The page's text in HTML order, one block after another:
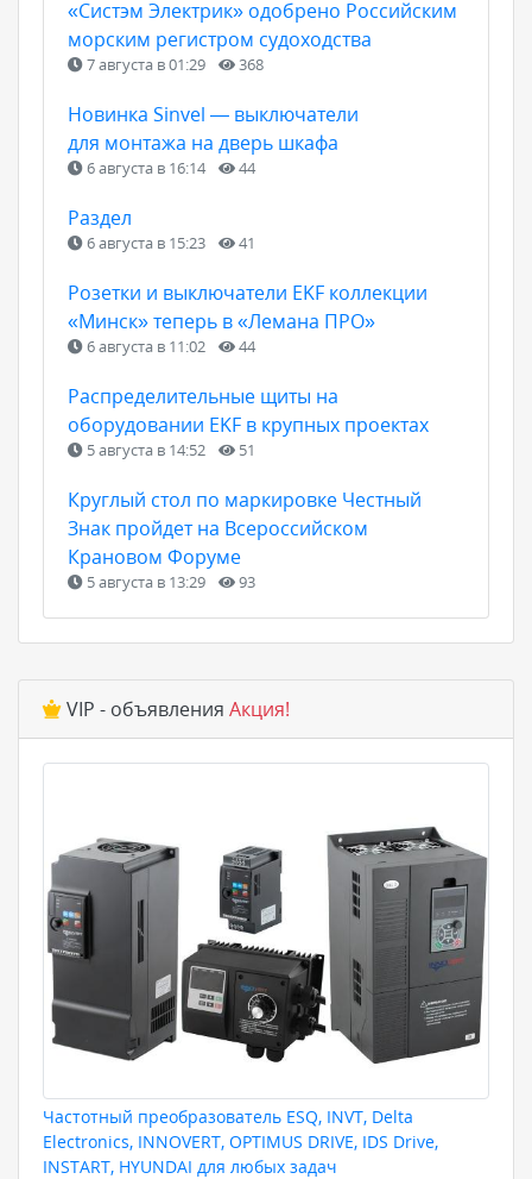
«Систэм Электрик» одобрено Российским
морским регистром судоходства
7 августа в 01:29 368
Новинка Sinvel — выключатели
для монтажа на дверь шкафа
6 августа в 16:14 44
Раздел
6 августа в 15:23 41
Розетки и выключатели EKF коллекции
«Минск» теперь в «Лемана ПРО»
6 августа в 11:02 44
Распределительные щиты на
оборудовании EKF в крупных проектах
5 августа в 14:52 51
Круглый стол по маркировке Честный
Знак пройдет на Всероссийском
Крановом Форуме
5 августа в 13:29 93
VIP - объявления Акция!
Частотный преобразователь ESQ, INVT, Delta
Electronics, INNOVERT, OPTIMUS DRIVE, IDS Drive,
INSTART, HYUNDAI для любых задач